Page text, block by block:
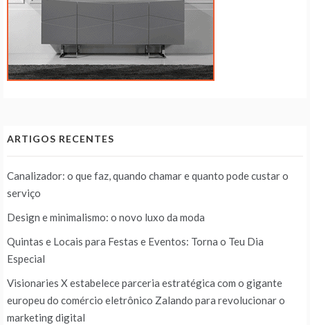
ARTIGOS RECENTES
Canalizador: o que faz, quando chamar e quanto pode custar o
serviço
Design e minimalismo: o novo luxo da moda
Quintas e Locais para Festas e Eventos: Torna o Teu Dia
Especial
Visionaries X estabelece parceria estratégica com o gigante
europeu do comércio eletrônico Zalando para revolucionar o
marketing digital